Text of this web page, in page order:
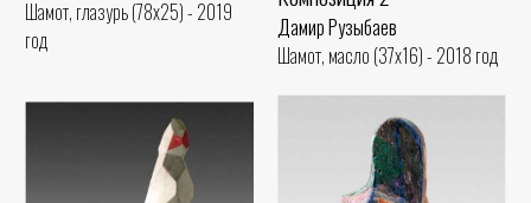
Шамот, глазурь (78x25) - 2019
год
Дамир Рузыбаев
Шамот, масло (37x16) - 2018 год